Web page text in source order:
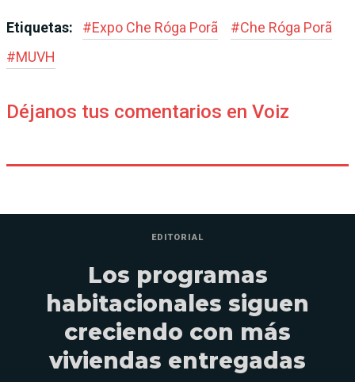
Etiquetas: #Expo Che Róga Porã #Che Róga Porã
#MUVH
Déjanos tus comentarios en Voiz
EDITORIAL
Los programas
habitacionales siguen
creciendo con más
viviendas entregadas